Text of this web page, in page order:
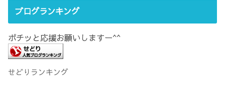
ブログランキング
ポチッと応援お願いしますー^^
せどりランキング